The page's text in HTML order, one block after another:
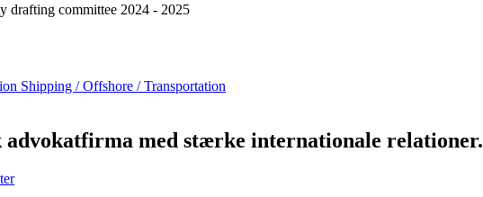
committee 2024 - 2025
Shipping / Offshore / Transportation
advokatfirma med stærke internationale relationer.